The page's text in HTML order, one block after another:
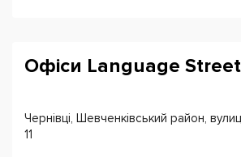
Офіси Language Street
Чернівці, Шевченківський район,
11